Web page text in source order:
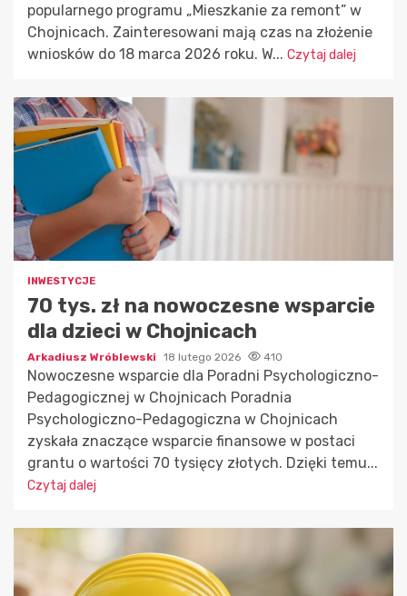
popularnego programu „Mieszkanie za remont” w
Chojnicach. Zainteresowani mają czas na złożenie
wniosków do 18 marca 2026 roku. W... Czytaj dalej
INWESTYCJE
70 tys. zł na nowoczesne wsparcie
dla dzieci w Chojnicach
Arkadiusz Wróblewski 18 lutego 2026 410
Nowoczesne wsparcie dla Poradni Psychologiczno-
Pedagogicznej w Chojnicach Poradnia
Psychologiczno-Pedagogiczna w Chojnicach
zyskała znaczące wsparcie finansowe w postaci
grantu o wartości 70 tysięcy złotych. Dzięki temu...
Czytaj dalej